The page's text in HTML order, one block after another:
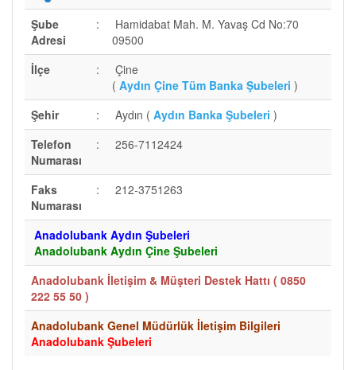
Şube
Adresi
:
Hamidabat Mah. M. Yavaş Cd No:70
09500
İlçe
:
Çine
( Aydın Çine Tüm Banka Şubeleri )
Şehir
: Aydın ( Aydın Banka Şubeleri )
Telefon
Numarası
: 256-7112424
Faks
Numarası
: 212-3751263
Anadolubank Aydın Şubeleri
Anadolubank Aydın Çine Şubeleri
Anadolubank İletişim & Müşteri Destek Hattı ( 0850
222 55 50 )
Anadolubank Genel Müdürlük İletişim Bilgileri
Anadolubank Şubeleri